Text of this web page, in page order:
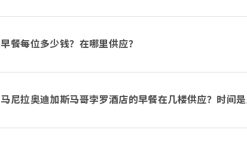
早餐每位多少钱？在哪里供应？
马尼拉奥迪加斯马哥孛罗酒店的早餐在几楼供应？时间